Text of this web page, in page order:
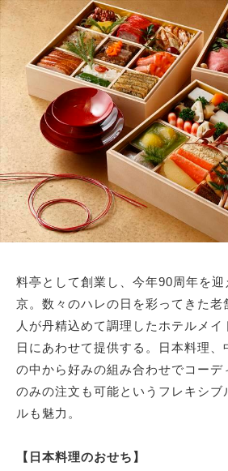
料亭として創業し、今年90周年を
京。数々のハレの日を彩ってきた老
人が丹精込めて調理したホテルメイ
日にあわせて提供する。日本料理、
の中から好みの組み合わせでコーデ
のみの注文も可能というフレキシブ
ルも魅力。
【日本料理のおせち】